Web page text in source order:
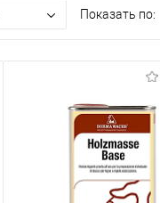
Показать по: